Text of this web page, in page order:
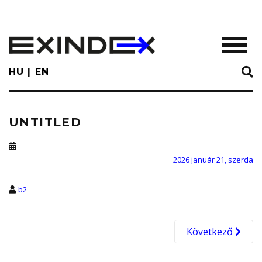
main
content
HU EN
UNTITLED
2026 január 21, szerda
b2
Következő